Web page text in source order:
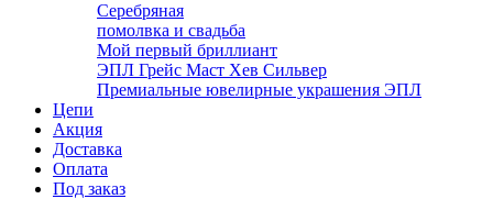
Серебряная
помолвка и свадьба
Мой первый бриллиант
ЭПЛ Грейс Маст Хев Сильвер
Премиальные ювелирные украшения ЭПЛ
Цепи
Акция
Доставка
Оплата
Под заказ